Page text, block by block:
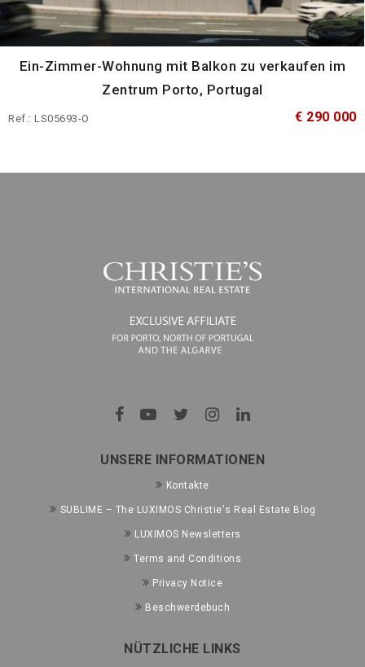
Ein-Zimmer-Wohnung mit Balkon zu verkaufen im
Zentrum Porto, Portugal
Ref.: LS05693-O € 290 000
UNSERE INFORMATIONEN
Kontakte
SUBLIME – The LUXIMOS Christie's Real Estate Blog
LUXIMOS Newsletters
Terms and Conditions
Privacy Notice
Beschwerdebuch
NÜTZLICHE LINKS